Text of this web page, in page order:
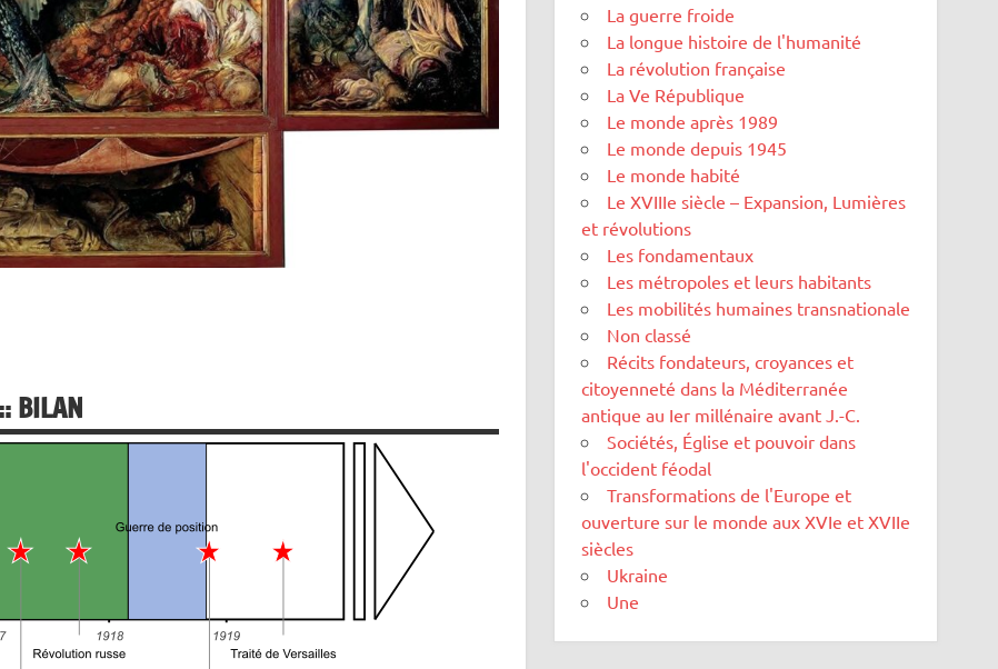
BILAN
La guerre froide
La longue histoire de l'humanité
La révolution française
La Ve République
Le monde après 1989
Le monde depuis 1945
Le monde habité
Le XVIIIe siècle – Expansion, Lumières
et révolutions
Les fondamentaux
Les métropoles et leurs habitants
Les mobilités humaines transnationale
Non classé
Récits fondateurs, croyances et
citoyenneté dans la Méditerranée
antique au Ier millénaire avant J.-C.
Sociétés, Église et pouvoir dans
l'occident féodal
Transformations de l'Europe et
ouverture sur le monde aux XVIe et XVIIe
siècles
Ukraine
Une